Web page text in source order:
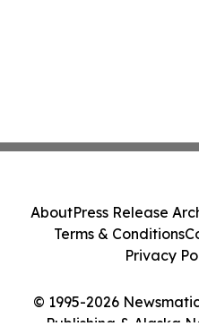
© 1995-2026
AboutPress Release
Terms & Conditions
Privacy